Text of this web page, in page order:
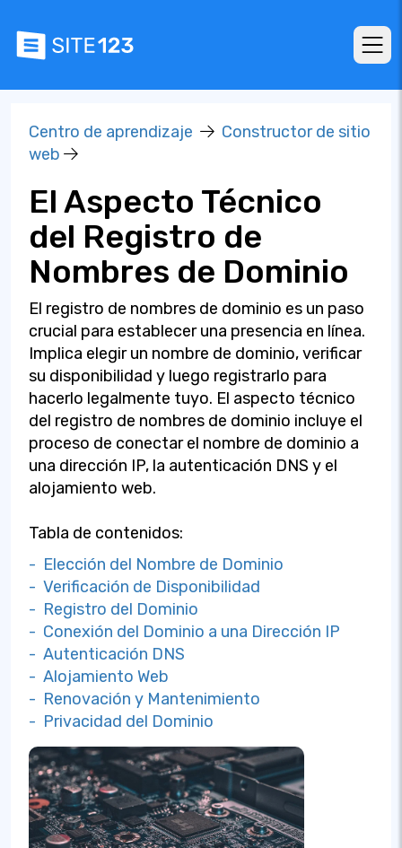
Centro de aprendizaje
Constructor de sitio
web
El Aspecto Técnico
del Registro de
Nombres de Dominio
El registro de nombres de dominio es un paso
crucial para establecer una presencia en línea.
Implica elegir un nombre de dominio, verificar
su disponibilidad y luego registrarlo para
hacerlo legalmente tuyo. El aspecto técnico
del registro de nombres de dominio incluye el
proceso de conectar el nombre de dominio a
una dirección IP, la autenticación DNS y el
alojamiento web.
Tabla de contenidos:
- Elección del Nombre de Dominio
- Verificación de Disponibilidad
- Registro del Dominio
- Conexión del Dominio a una Dirección IP
- Autenticación DNS
- Alojamiento Web
- Renovación y Mantenimiento
- Privacidad del Dominio